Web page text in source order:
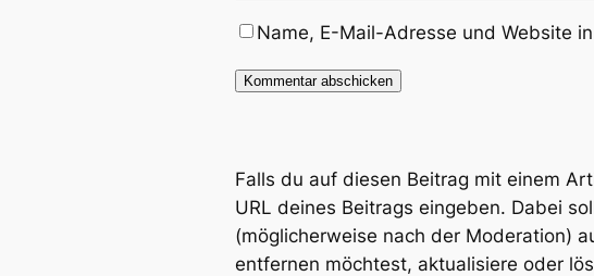
Name, E-Mail-Adresse und Website
Falls du auf diesen Beitrag mit einem
URL deines Beitrags eingeben. Dabei
(möglicherweise nach der Moderation)
entfernen möchtest, aktualisiere oder